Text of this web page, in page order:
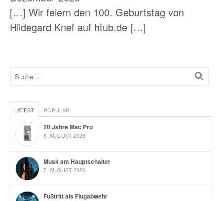
[…] Wir feiern den 100. Geburtstag von
Hildegard Knef auf htub.de […]
LATEST POPULAR
20 Jahre Mac Pro
8. AUGUST 2026
Musk am Hauptschalter
7. AUGUST 2026
Fußtritt als Flugabwehr